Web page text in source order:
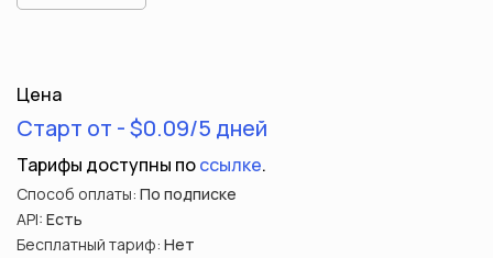
Цена
Старт от - $0.09/5 дней
Тарифы доступны поссылке.
Способ оплаты: По подписке
API: Есть
Бесплатный тариф: Нет